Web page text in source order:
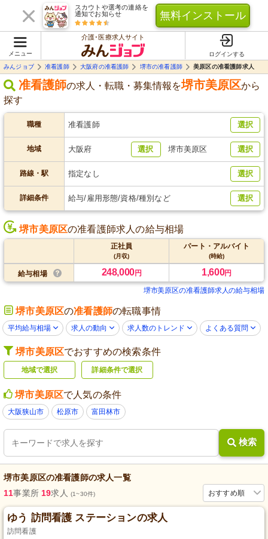
スカウトや選考の連絡を
通知でお知らせ
無料インストール
メニュー
介護･医療求人サイト
ログインする
みんジョブ
准看護師 大阪府の准看護師 堺市の准看護師 美原区の准看護師求人
准看護師の求人・転職・募集情報を堺市美原区から
探す
職種 准看護師 選択
地域 大阪府 選択 堺市美原区 選択
路線・駅 指定なし 選択
詳細条件 給与/雇用形態/資格/種別など 選択
堺市美原区の准看護師求人の給与相場
正社員
(月収)
パート・アルバイト
(時給)
給与相場 248,000円 1,600円
堺市美原区の准看護師求人の給与相場
堺市美原区の准看護師の転職事情
平均給与相場 求人の動向 求人数のトレンド よくある質問
堺市美原区でおすすめの検索条件
地域で選択 詳細条件で選択
堺市美原区で人気の条件
大阪狭山市 松原市 富田林市
検索
堺市美原区の准看護師の求人一覧
おすすめ順
11事業所 19求人 (1~30件)
ゆう 訪問看護 ステーションの求人
訪問看護